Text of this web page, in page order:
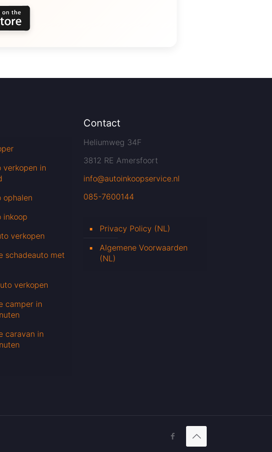
verkopen in
ophalen
inkoop
verkopen
schadeauto met
verkopen
camper in
caravan in
Contact
Heliumweg 34F
3812 RE Amersfoort
info@autoinkoopservice.nl
085-7600144
Privacy Policy (NL)
Algemene Voorwaarden
(NL)